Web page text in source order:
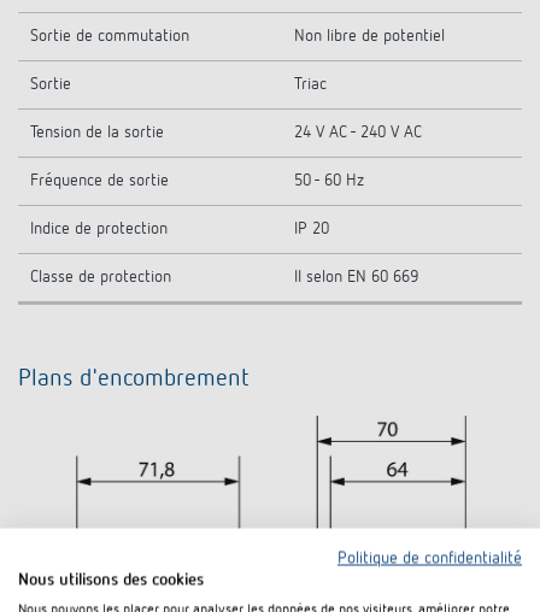
Sortie de commutation Non libre de potentiel
Sortie Triac
Tension de la sortie 24 V AC - 240 V AC
Fréquence de sortie 50 - 60 Hz
Indice de protection IP 20
Classe de protection II selon EN 60 669
Plans d'encombrement
Politique de confidentialité
Nous utilisons des cookies